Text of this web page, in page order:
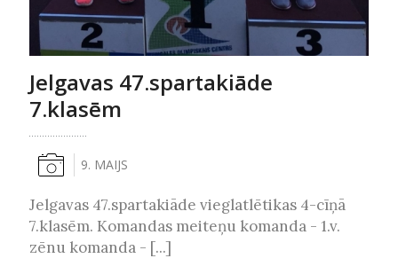
Jelgavas 47.spartakiāde
7.klasēm
9. MAIJS
Jelgavas 47.spartakiāde vieglatlētikas 4-cīņā
7.klasēm. Komandas meiteņu komanda - 1.v.
zēnu komanda - [...]